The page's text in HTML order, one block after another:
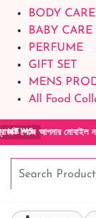
BODY CARE
BABY CARE
PERFUME
GIFT SET
MENS
All Food
NEWSমোবাইল নাম্বার